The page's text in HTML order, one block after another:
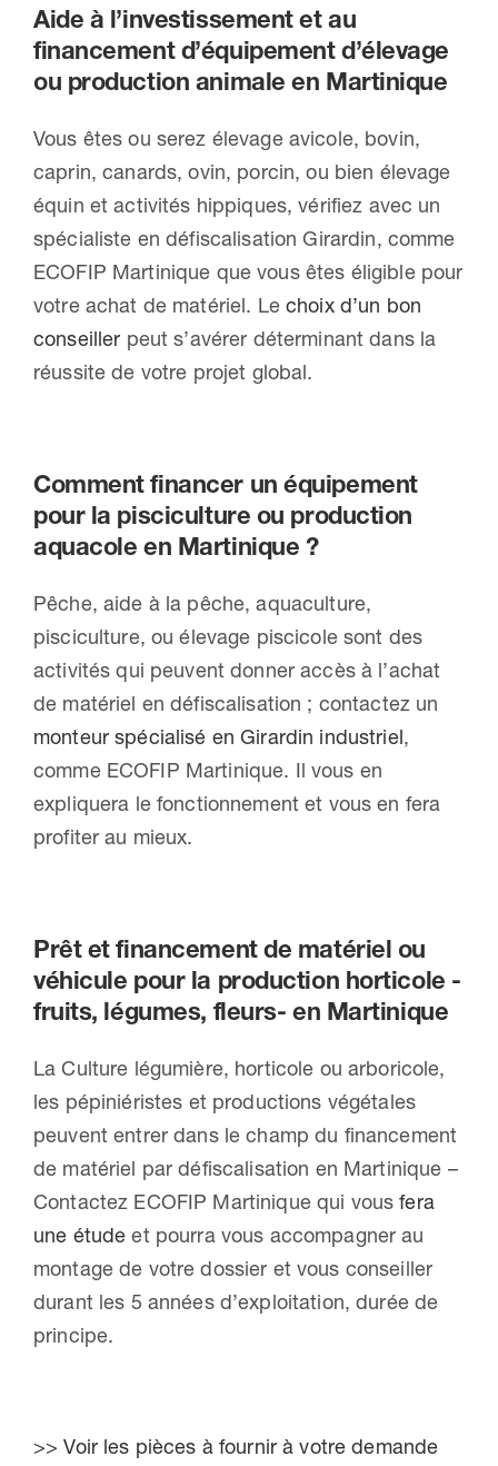
Aide à l’investissement et au
financement d’équipement d’élevage
ou production animale en Martinique
Vous êtes ou serez élevage avicole, bovin,
caprin, canards, ovin, porcin, ou bien élevage
équin et activités hippiques, vérifiez avec un
spécialiste en défiscalisation Girardin, comme
ECOFIP Martinique que vous êtes éligible pour
votre achat de matériel. Lechoix d’un bon
conseiller peut s’avérer déterminant dans la
réussite de votre projet global.
Comment financer un équipement
pour la pisciculture ou production
aquacole en Martinique ?
Pêche, aide à la pêche, aquaculture,
pisciculture, ou élevage piscicole sont des
activités qui peuvent donner accès à l’achat
de matériel en défiscalisation ; contactez un
monteur spécialisé en Girardin industriel,
comme ECOFIP Martinique. Il vous en
expliquera le fonctionnement et vous en fera
profiter au mieux.
Prêt et financement de matériel ou
véhicule pour la production horticole -
fruits, légumes, fleurs- en Martinique
La Culture légumière, horticole ou arboricole,
les pépiniéristes et productions végétales
peuvent entrer dans le champ du financement
de matériel par défiscalisation en Martinique –
Contactez ECOFIP Martinique qui vousfera
une étude et pourra vous accompagner au
montage de votre dossier et vous conseiller
durant les 5 années d’exploitation, durée de
principe.
>> Voir les pièces à fournir à votre demande